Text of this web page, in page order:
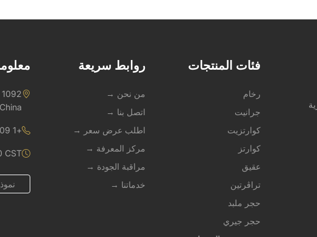
فئات المنتجات
رخام
جرانيت
كوارتزيت
كوارتز
عقيق
تراڤرتين
حجر ملبد
حجر جيري
روابط سريعة
من نحن →
اتصل بنا →
اطلب عرض سعر →
مركز المعرفة →
مراقبة الجودة →
خدماتنا →
China
+1 909 247 3490
CST